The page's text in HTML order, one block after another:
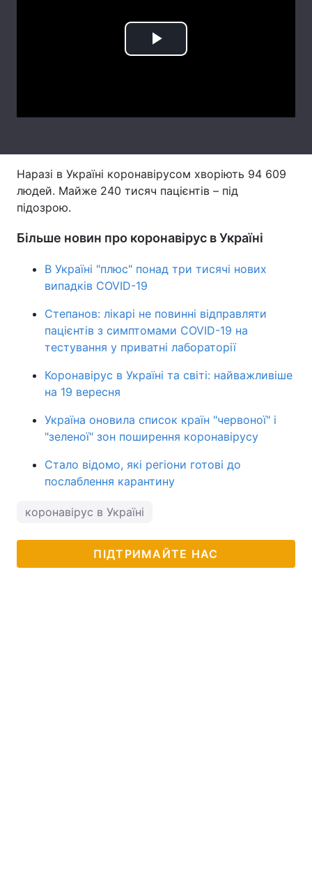
Тема оформлення
Play
Наразі в Україні коронавірусом хворіють 94 609
людей. Майже 240 тисяч пацієнтів – під
підозрою.
Більше новин про коронавірус в Україні
В Україні "плюс" понад три тисячі нових
випадків COVID-19
Степанов: лікарі не повинні відправляти
пацієнтів з симптомами COVID-19 на
тестування у приватні лабораторії
Коронавірус в Україні та світі: найважливіше
на 19 вересня
Україна оновила список країн "червоної" і
"зеленої" зон поширення коронавірусу
Стало відомо, які регіони готові до
послаблення карантину
коронавірус в Україні
ПІДТРИМАЙТЕ НАС